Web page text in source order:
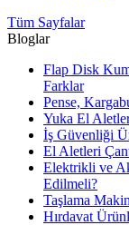
Tüm Sayfalar
Bloglar
Flap Disk
Farklar
Pense,
Yuka El
İş Güvenliği
El Aletleri
Elektrikli ve
Edilmeli?
Taşlama
Hırdavat